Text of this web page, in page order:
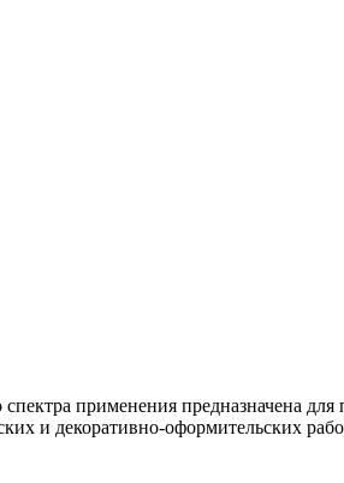
применения предназначена
и декоративно-оформительских